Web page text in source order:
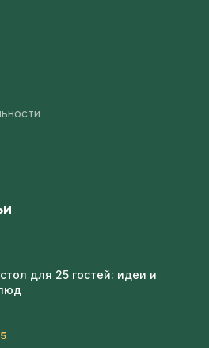
для 25 гостей: идеи и